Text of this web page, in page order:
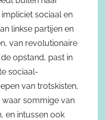
sociaal en
linkse partijen en
van revolutionaire
opstand, past in
sociaal-
van trotskisten,
sommige van
en intussen ook